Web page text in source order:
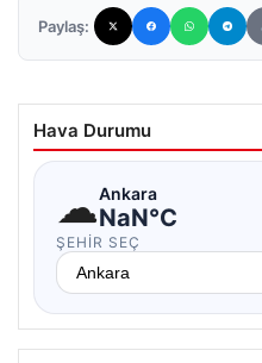
Paylaş:
Hava Durumu
☁Ankara
NaN°C
ŞEHIR SEÇ